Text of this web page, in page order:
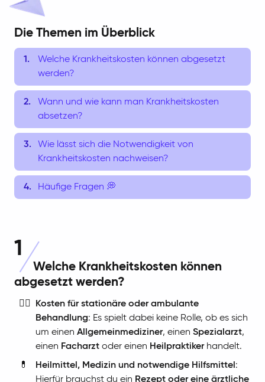
Die Themen im Überblick
Welche Krankheitskosten können abgesetzt
werden?
Wann und wie kann man Krankheitskosten
absetzen?
Wie lässt sich die Notwendigkeit von
Krankheitskosten nachweisen?
Häufige Fragen 💭
1
Welche Krankheitskosten können
abgesetzt werden?
🧑‍⚕️
Kosten für stationäre oder ambulante
Behandlung: Es spielt dabei keine Rolle, ob es sich
um einen Allgemeinmediziner, einen Spezialarzt,
einen Facharzt oder einen Heilpraktikerhandelt.
💊
Heilmittel, Medizin und notwendige Hilfsmittel :
Hierfür brauchst du ein Rezept oder eine ärztliche